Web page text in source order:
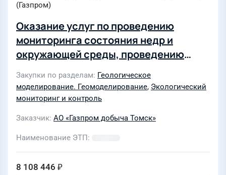
(Газпром)
Оказание услуг по проведению
мониторинга состояния недр и
окружающей среды, проведению
контроля водозабора и
водоразборной сети, проведению
контроля на территории
месторождений АО "Газпром добыча
Томск" в 2022 году
Закупки по разделам Геологическое
моделирование. Геомоделирование, Экологический
мониторинг и контроль
Заказчик АО «Газпром добыча Томск»
Наименование ЭТП
8 108 446 ₽